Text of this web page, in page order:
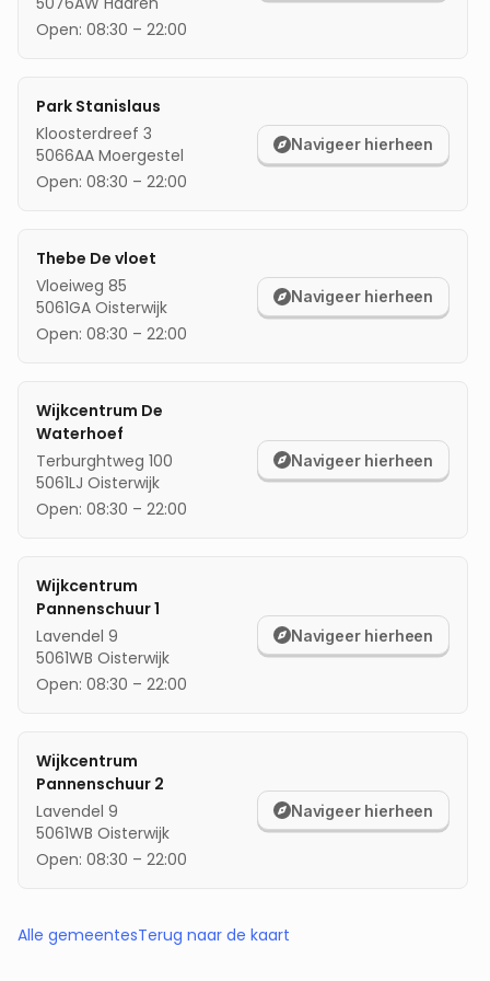
Open: 08:30 – 22:00
Park Stanislaus
Kloosterdreef 3
5066AA Moergestel
Open: 08:30 – 22:00
Navigeer hierheen
Thebe De vloet
Vloeiweg 85
5061GA Oisterwijk
Open: 08:30 – 22:00
Navigeer hierheen
Wijkcentrum De
Waterhoef
Terburghtweg 100
5061LJ Oisterwijk
Open: 08:30 – 22:00
Navigeer hierheen
Wijkcentrum
Pannenschuur 1
Lavendel 9
5061WB Oisterwijk
Open: 08:30 – 22:00
Navigeer hierheen
Wijkcentrum
Pannenschuur 2
Lavendel 9
5061WB Oisterwijk
Open: 08:30 – 22:00
Navigeer hierheen
Alle gemeentesTerug naar de kaart
locatie